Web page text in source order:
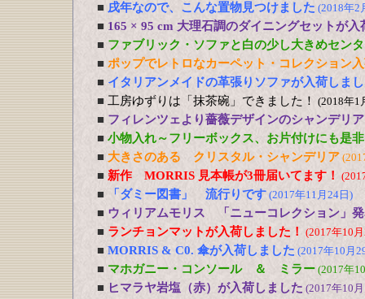
■ 戌年なので、こんな置物見つけました (2018年2
■ 165 × 95 cm 大理石調のダイニングセットが入
■ ファブリック・ソファと白の少し大きめセン
■ ポップでレトロなカーペット・コレクション
■ イタリアンメイドの革張りソファが入荷しま
■ 工房ゆずりは「抹茶碗」できました！ (2018年1
■ フィレンツェより薔薇デザインのシャンデリア
■ 小物入れ～フリーボックス、お片付けにも是
■ 大きさのある クリスタル・シャンデリア
■ 新作 MORRIS 見本帳が3冊届いてます！
■ 「ダミー図書」 流行りです (2017年11月24日)
■ ウィリアムモリス 「ニューコレクション」
■ ランチョンマットが入荷しました！ (2017年10
■ MORRIS & C0. 傘が入荷しました (2017年10月
■ マホガニー・コンソール ＆ ミラー (2017年
■ ヒマラヤ岩塩（赤）が入荷しました (2017年10